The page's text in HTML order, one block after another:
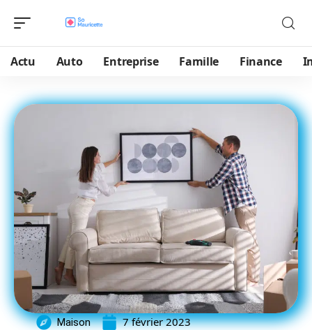
Actu Auto Entreprise Famille Finance
Maison 7 février 2023